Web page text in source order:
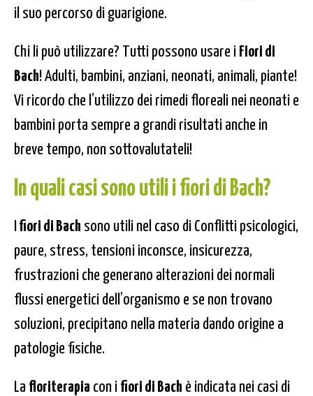
il suo percorso di guarigione.
Chi li può utilizzare? Tutti possono usare iFiori di
Bach! Adulti, bambini, anziani, neonati, animali, piante!
Vi ricordo che l’utilizzo dei rimedi floreali nei neonati e
bambini porta sempre a grandi risultati anche in
breve tempo, non sottovalutateli!
In quali casi sono utili ifiori di Bach?
Ifiori di Bach sono utili nel caso di Conflitti psicologici,
paure, stress, tensioni inconsce, insicurezza,
frustrazioni che generano alterazioni dei normali
flussi energetici dell’organismo e se non trovano
soluzioni, precipitano nella materia dando origine a
patologie fisiche.
La floriterapia con ifiori di Bach è indicata nei casi di